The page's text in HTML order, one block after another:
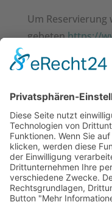
Um Reservierung
gebetenhttps://
brauturm.de/
Impressum
Developed